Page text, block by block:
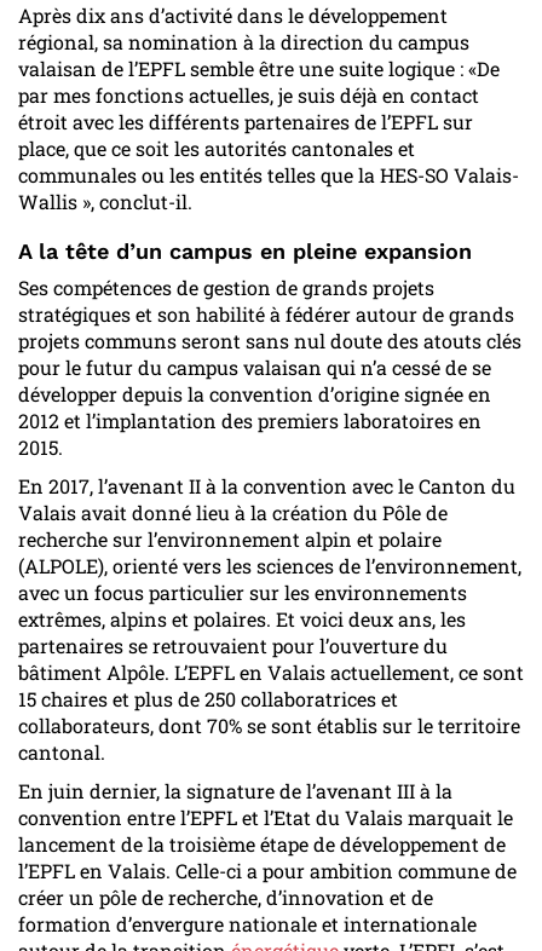
Après dix ans d’activité dans le développement
régional, sa nomination à la direction du campus
valaisan de l’EPFL semble être une suite logique : «De
par mes fonctions actuelles, je suis déjà en contact
étroit avec les différents partenaires de l’EPFL sur
place, que ce soit les autorités cantonales et
communales ou les entités telles que la HES-SO Valais-
Wallis », conclut-il.
A la tête d’un campus en pleine expansion
Ses compétences de gestion de grands projets
stratégiques et son habilité à fédérer autour de grands
projets communs seront sans nul doute des atouts clés
pour le futur du campus valaisan qui n’a cessé de se
développer depuis la convention d’origine signée en
2012 et l’implantation des premiers laboratoires en
2015.
En 2017, l’avenant II à la convention avec le Canton du
Valais avait donné lieu à la création du Pôle de
recherche sur l’environnement alpin et polaire
(ALPOLE), orienté vers les sciences de l’environnement,
avec un focus particulier sur les environnements
extrêmes, alpins et polaires. Et voici deux ans, les
partenaires se retrouvaient pour l’ouverture du
bâtiment Alpôle. L’EPFL en Valais actuellement, ce sont
15 chaires et plus de 250 collaboratrices et
collaborateurs, dont 70% se sont établis sur le territoire
cantonal.
En juin dernier, la signature de l’avenant III à la
convention entre l’EPFL et l’Etat du Valais marquait le
lancement de la troisième étape de développement de
l’EPFL en Valais. Celle-ci a pour ambition commune de
créer un pôle de recherche, d’innovation et de
formation d’envergure nationale et internationale